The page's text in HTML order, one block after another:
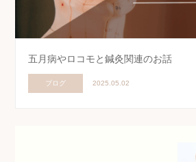
五月病やロコモと鍼灸関連のお話
ブログ 2025.05.02